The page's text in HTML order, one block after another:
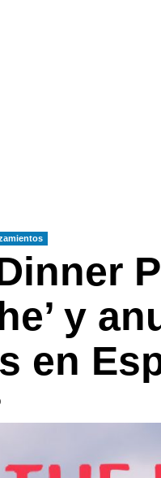
y
en